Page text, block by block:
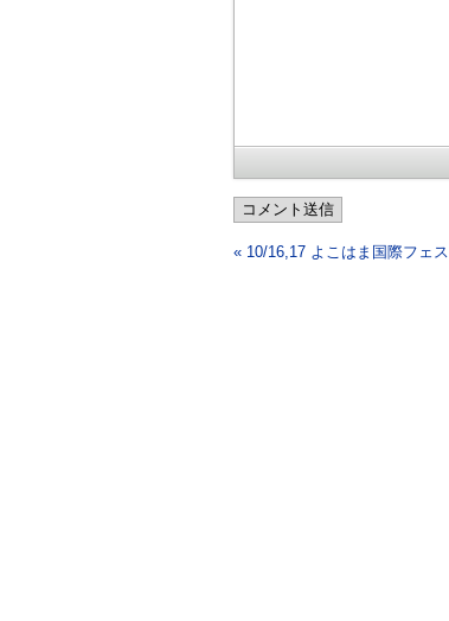
コメント送信
« 10/16,17 よこはま国際フェ